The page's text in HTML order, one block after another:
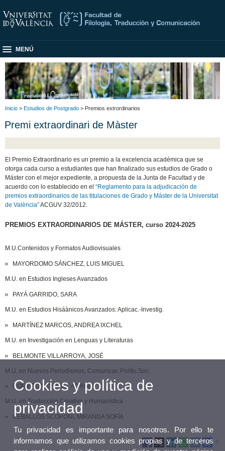
MENÚ
Inicio > Estudios de Postgrado > Premios extrordinarios
Premi extraordinari de Màster
El Premio Extraordinario es un premio a la excelencia académica que se
otorga cada curso a estudiantes que han finalizado sus estudios de Grado o
Máster con el mejor expediente, a propuesta de la Junta de Facultad y de
acuerdo con lo establecido en el“Reglamento para la adjudicación de
premios extraordinarios de las titulaciones de Grado y Máster de la Universitat
de València”ACGUV 32/2012.
PREMIOS EXTRAORDINARIOS DE MÁSTER, curso 2024-2025
M.U.Contenidos y Formatos Audiovisuales
MAYORDOMO SÁNCHEZ, LUIS MIGUEL
M.U. en Estudios Ingleses Avanzados
PAYÁ GARRIDO, SARA
M.U. en Estudios Hisáànicos Avanzados: Aplicac.-Investig.
MARTÍNEZ MARCOS, ANDREA IXCHEL
M.U. en Investigación en Lenguas y Literaturas
BELMONTE VILLARROYA, JOSÉ
M.U. en Nuevos Periodismos, Comunicac.Polític.Soc.
ROMERO MONTALT, ADRIÁN
M.U. en Traducción Creativa y Humanística
CEBALLOS SCOPONI, MIRANDA SOFÍA
Cookies y política de
privacidad
Tu privacidad es importante para nosotros. Por ello te
informamos que utilizamos cookies propias y de terceros